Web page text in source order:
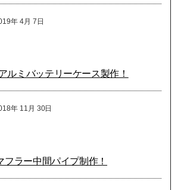
年 4月 7日
ミバッテリーケース製作！
年 11月 30日
フラー中間パイプ制作！